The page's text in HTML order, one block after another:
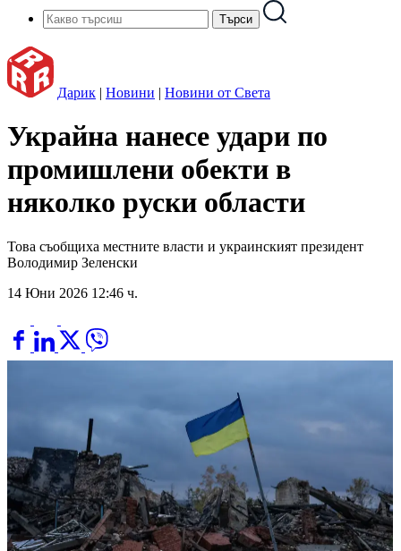
Дарик | Новини | Новини от Света
Украйна нанесе удари по
промишлени обекти в
няколко руски области
Това съобщиха местните власти и украинският президент
Володимир Зеленски
14 Юни 2026 12:46 ч.